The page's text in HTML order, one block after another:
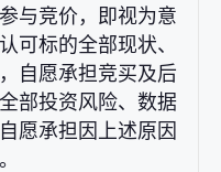
与竞价，即视为意
可标的全部现状、
自愿承担竞买及后
部投资风险、数据
愿承担因上述原因